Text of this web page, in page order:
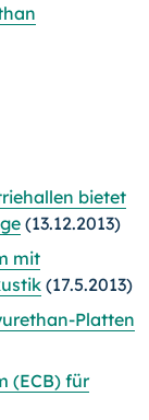
bietet
(13.12.2013)
mit
(17.5.2013)
Platten
(ECB) für